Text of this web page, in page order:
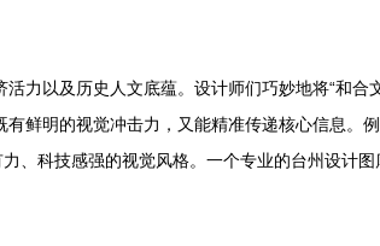
力以及历史人文底蕴。设计师们巧妙地将“和
鲜明的视觉冲击力，又能精准传递核心信息。
、科技感强的视觉风格。一个专业的台州设计